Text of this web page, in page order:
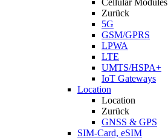
Cellular Modules
Zurück
5G
GSM/GPRS
LPWA
LTE
UMTS/HSPA+
IoT Gateways
Location
Location
Zurück
GNSS & GPS
SIM-Card, eSIM